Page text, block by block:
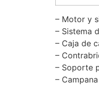
– Motor y
– Sistema
– Caja de
–
– Soporte
–